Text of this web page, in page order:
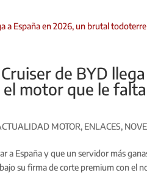
de BYD
motor que le
MOTOR, ENLACES,
a España y que un servidor más
su firma de corte premium con el